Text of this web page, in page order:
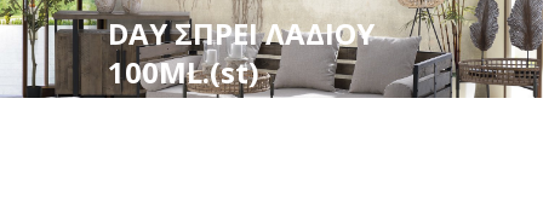
DAY ΣΠΡΕΙ ΛΑΔΙΟΥ
100ML.(st)